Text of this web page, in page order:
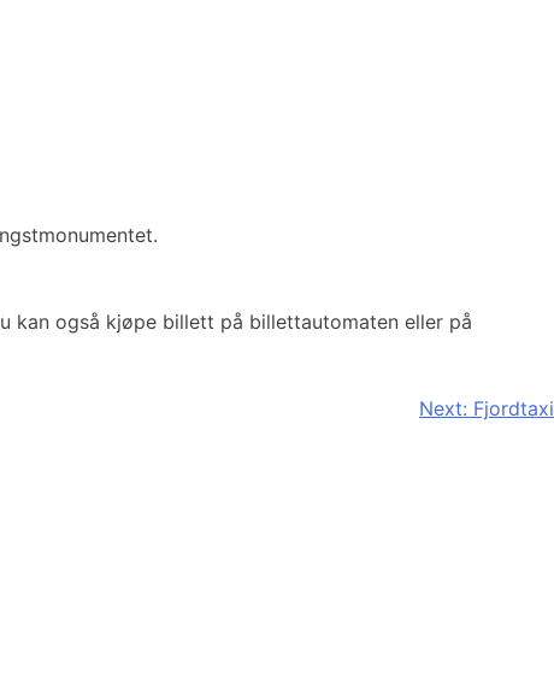
kan også kjøpe billett på billettautomaten eller på
Next: Fjordtaxi